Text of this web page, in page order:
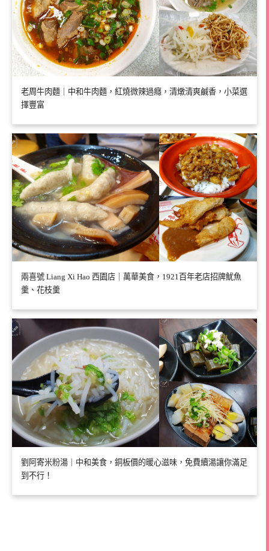
老周牛肉麵｜中和牛肉麵，紅燒微辣過癮，清燉清爽鹹香，小菜選
擇豐富
兩喜號 Liang Xi Hao 西園店｜萬華美食，1921百年老店招牌魷魚
羹、花枝羹
劉阿寄米粉湯｜中和美食，銅板價的暖心滋味，免費續湯讓你滿足
到不行！